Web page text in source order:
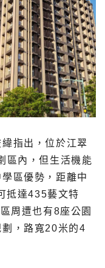
指出，位於江翠
區內，但生活機能
區優勢，距離中
抵達435藝文特
周遭也有8座公園
，路寬20米的4